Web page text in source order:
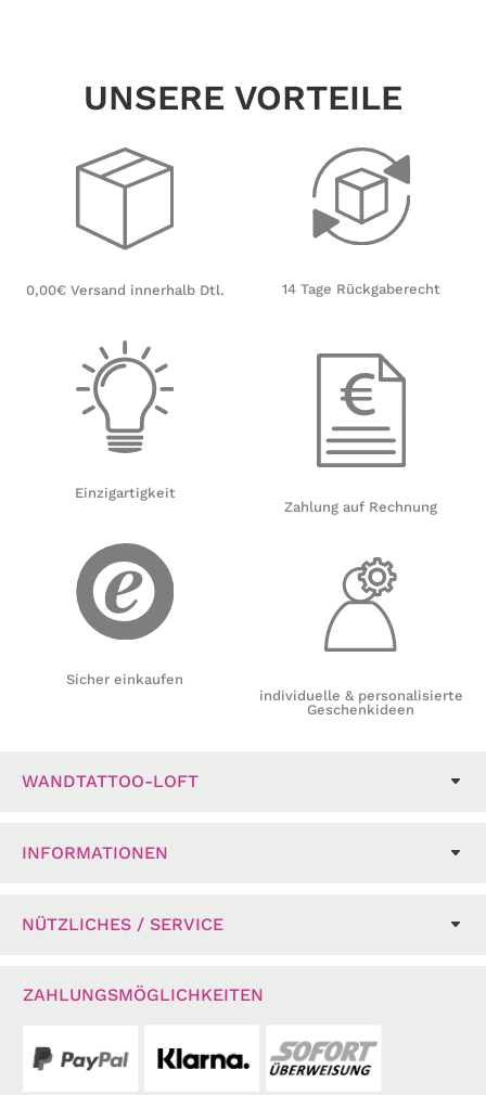
UNSERE VORTEILE
0,00€ Versand innerhalb Dtl.
Einzigartigkeit
Sicher einkaufen
14 Tage Rückgaberecht
Zahlung auf Rechnung
individuelle & personalisierte
Geschenkideen
WANDTATTOO-LOFT
INFORMATIONEN
NÜTZLICHES / SERVICE
ZAHLUNGSMÖGLICHKEITEN